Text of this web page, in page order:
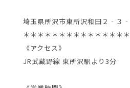
埼玉県所沢市東所沢和田２‐３
＊＊＊＊＊＊＊＊＊＊＊＊＊＊
《アクセス》
JR武蔵野線 東所沢駅より3分